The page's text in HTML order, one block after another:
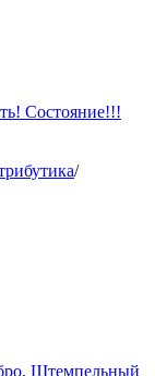
Состояние!!!
/
Штемпельный